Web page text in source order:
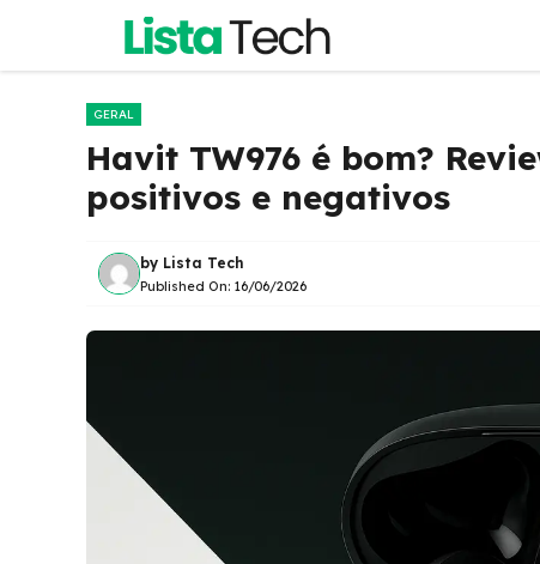
o
GERAL
Havit TW976 é bom?
positivos e negativos
by Lista Tech
Published On: 16/06/2026